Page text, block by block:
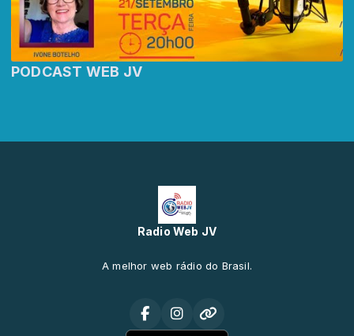
PODCAST WEB JV
Radio Web JV
A melhor web rádio do Brasil.